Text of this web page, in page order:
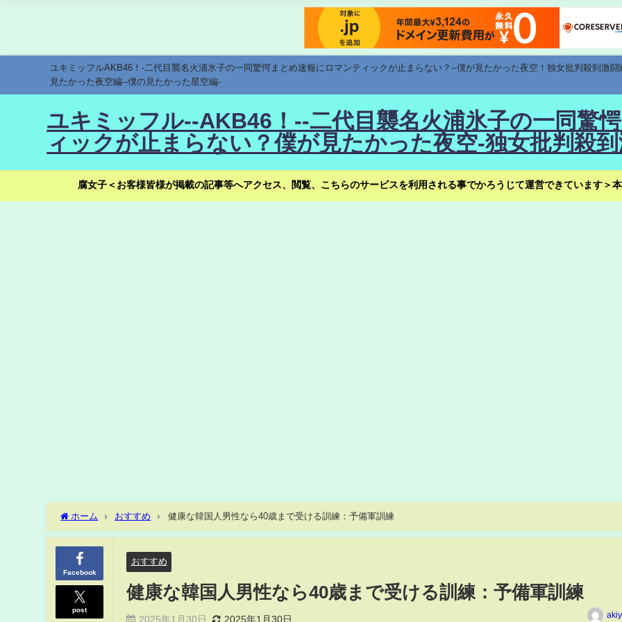
ユキミッフルAKB46！-二代目襲名火浦氷子の一同驚愕まとめ速報にロマンティックが止まらない？--僕が見たかった夜空！独女批判殺到激
見たかった夜空編--僕の見たかった星空編-
ユキミッフル--AKB46！--二代目襲名火浦氷子の一同驚
ィックが止まらない？僕が見たかった夜空-独女批判殺
腐女子＜お客様皆様が掲載の記事等へアクセス、閲覧、こちらのサービスを利用される事でかろうじて運営できています＞
ホーム おすすめ 健康な韓国人男性なら40歳まで受ける訓練：予備軍訓練
Facebook
post
おすすめ
健康な韓国人男性なら40歳まで受ける訓練：予備軍訓練
2025年1月30日 2025年1月30日